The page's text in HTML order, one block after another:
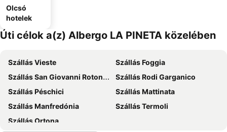
Olcsó
hotelek
Úti célok a(z) Albergo LA PINETA közelében
Szállás Vieste
Szállás Foggia
Szállás San Giovanni Rotondo
Szállás Rodi Garganico
Szállás Péschici
Szállás Mattinata
Szállás Manfredónia
Szállás Termoli
Szállás Ortona